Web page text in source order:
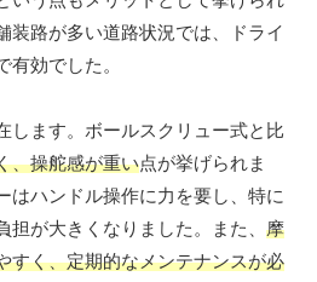
装路が多い道路状況では、ドライ
効でした。
します。ボールスクリュー式と比
、操舵感が重い点が挙げられま
はハンドル操作に力を要し、特に
が大きくなりました。また、 摩
すく、定期的なメンテナンスが必